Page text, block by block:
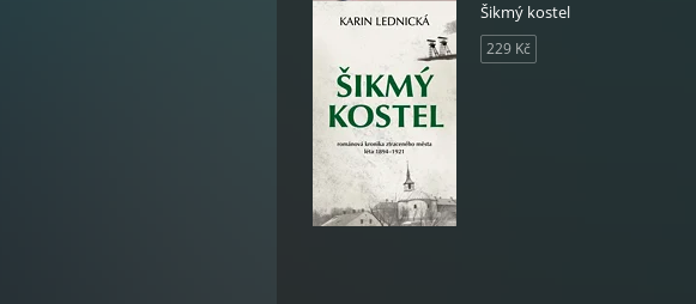
Šikmý kostel
229 Kč